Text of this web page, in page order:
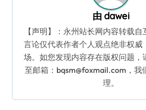
由 dawei
【声明】：永州站长网内容转载
言论仅代表作者个人观点绝非权威
场。如您发现内容存在版权问题，
至邮箱：bqsm@foxmail.com，我
理。